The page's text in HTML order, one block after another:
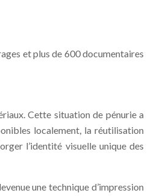
et plus de 600 documentaires
Cette situation de pénurie a
localement, la réutilisation
l’identité visuelle unique des
une technique d’impression